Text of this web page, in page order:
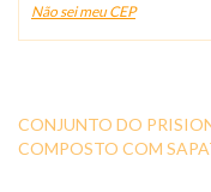
Não sei meu CEP
CONJUNTO DO
COMPOSTO COM